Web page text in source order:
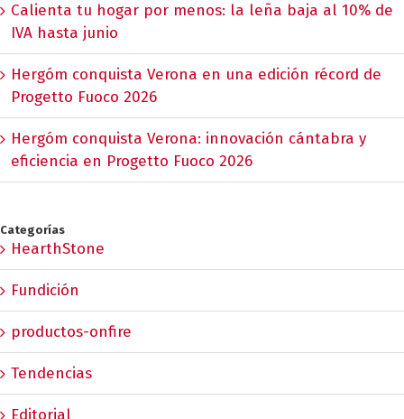
Calienta tu hogar por menos: la leña baja al 10% de
IVA hasta junio
Hergóm conquista Verona en una edición récord de
Progetto Fuoco 2026
Hergóm conquista Verona: innovación cántabra y
eficiencia en Progetto Fuoco 2026
Categorías
HearthStone
Fundición
productos-onfire
Tendencias
Editorial